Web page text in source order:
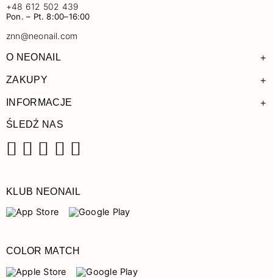
+48 612 502 439
Pon. – Pt. 8:00–16:00
znn@neonail.com
O NEONAIL +
ZAKUPY +
INFORMACJE +
ŚLEDŹ NAS
KLUB NEONAIL
COLOR MATCH